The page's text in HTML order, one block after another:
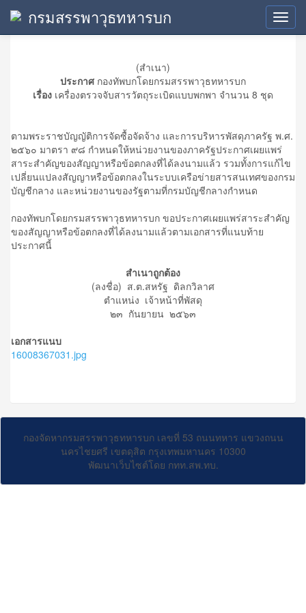
กรมสรรพาวุธทหารบก
ข้อมูลสาระสำคัญในสัญญา
(สำเนา)
ประกาศกองทัพบกโดยกรมสรรพาวุธทหารบก
เรื่อง เครื่องตรวจจับสารวัตถุระเบิดแบบพกพา จำนวน 8 ชุด
ตามพระราชบัญญัติการจัดซื้อจัดจ้าง และการบริหารพัสดุภาครัฐ พ.ศ.
๒๕๖๐ มาตรา ๙๘ กำหนดให้หน่วยงานของภาครัฐประกาศเผยแพร่
สาระสำคัญของสัญญาหรือข้อตกลงที่ได้ลงนามแล้ว รวมทั้งการแก้ไข
เปลี่ยนแปลงสัญญาหรือข้อตกลงในระบบเครือข่ายสารสนเทศของกรม
บัญชีกลาง และหน่วยงานของรัฐตามที่กรมบัญชีกลางกำหนด
กองทัพบกโดยกรมสรรพาวุธทหารบก ขอประกาศเผยแพร่สาระสำคัญ
ของสัญญาหรือข้อตกลงที่ได้ลงนามแล้วตามเอกสารที่แนบท้าย
ประกาศนี้
สำเนาถูกต้อง
(ลงชื่อ) ส.ต.สหรัฐ ดิลกวิลาศ
ตำแหน่ง เจ้าหน้าที่พัสดุ
๒๓ กันยายน ๒๕๖๓
เอกสารแนบ
16008367031.jpg
กองจัดหากรมสรรพาวุธทหารบก เลขที่ 53 ถนนทหาร แขวงถนน
นครไชยศรี เขตดุสิต กรุงเทพมหานคร 10300
พัฒนาเว็บไซต์โดย กทท.สพ.ทบ.